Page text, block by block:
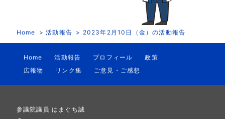
Home 活動報告 2023年2月10日（金）の活動報告
Home 活動報告 プロフィール
政策
広報物
リンク集 ご意見・ご感想
参議院議員 はまぐち誠